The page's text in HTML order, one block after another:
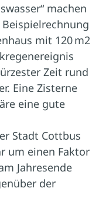
machen
mit 120 m2
Zeit rund
Eine Zisterne
eine gute
Stadt Cottbus
um einen Faktor
Jahresende
der